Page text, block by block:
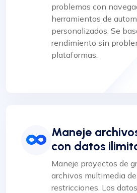
problemas con
herramientas de
personalizados. Se
rendimiento sin
plataformas.
Maneje
con datos
Maneje proyectos de
archivos multimedia
restricciones. Los